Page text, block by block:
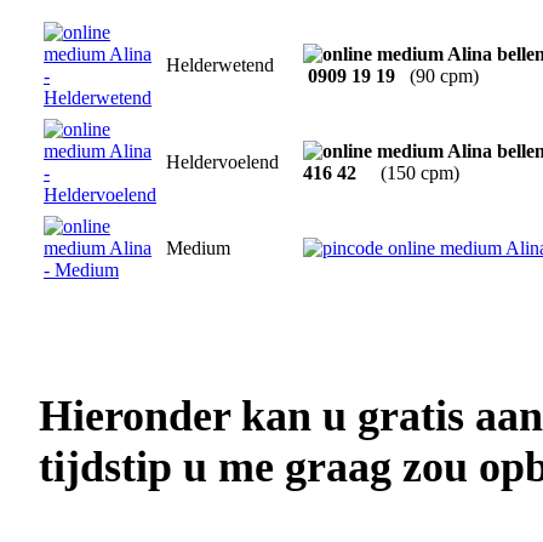
Helderwetend
0909 19 19 (90 cpm)
Heldervoelend
416 42 (150 cpm)
Medium
Hieronder kan u gratis
tijdstip u me graag zou